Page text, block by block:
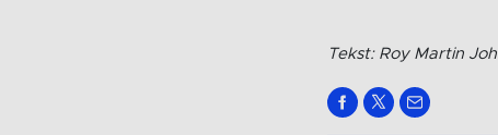
Tekst: Roy Martin